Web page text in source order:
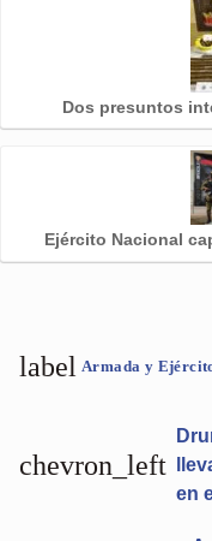
Dos presuntos
Ejército Nacional
label Armada y
chevron_left
en